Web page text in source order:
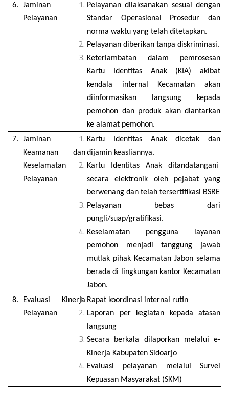
6.
Jaminan
Pelayanan
Pelayanan dilaksanakan sesuai dengan
Standar Operasional Prosedur dan
norma waktu yang telah ditetapkan.
Pelayanan diberikan tanpa diskriminasi.
Keterlambatan dalam pemrosesan
Kartu Identitas Anak (KIA) akibat
kendala internal Kecamatan akan
diinformasikan langsung kepada
pemohon dan produk akan diantarkan
ke alamat pemohon.
7.
Jaminan
Keamanan dan
Keselamatan
Pelayanan
Kartu Identitas Anak dicetak dan
dijamin keasliannya.
Kartu Identitas Anak ditandatangani
secara elektronik oleh pejabat yang
berwenang dan telah tersertifikasi BSRE
Pelayanan bebas dari
pungli/suap/gratifikasi.
Keselamatan pengguna layanan
pemohon menjadi tanggung jawab
mutlak pihak Kecamatan Jabon selama
berada di lingkungan kantor Kecamatan
Jabon.
8.
Evaluasi Kinerja
Pelayanan
Rapat koordinasi internal rutin
Laporan per kegiatan kepada atasan
langsung
Secara berkala dilaporkan melalui e-
Kinerja Kabupaten Sidoarjo
Evaluasi pelayanan melalui Survei
Kepuasan Masyarakat (SKM)